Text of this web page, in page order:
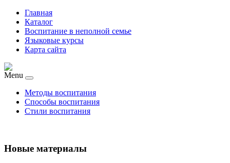
Главная
Каталог
Воспитание в неполной семье
Языковые курсы
Карта сайта
Menu
Методы воспитания
Способы воспитания
Стили воспитания
Новые материалы